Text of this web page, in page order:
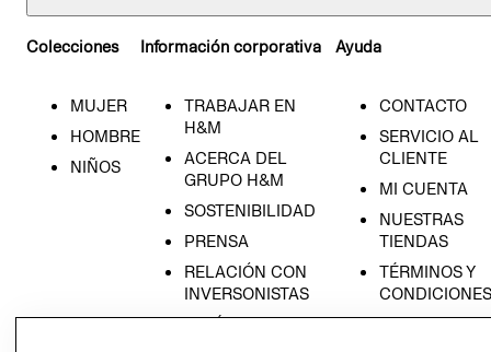
Colecciones
MUJER
HOMBRE
NIÑOS
Información corporativa
TRABAJAR EN
H&M
ACERCA DEL
GRUPO H&M
SOSTENIBILIDAD
PRENSA
RELACIÓN CON
INVERSONISTAS
POLÍTICA
Ayuda
CONTACTO
SERVICIO AL
CLIENTE
MI CUENTA
NUESTRAS
TIENDAS
TÉRMINOS Y
CONDICIONES
AVISO DE